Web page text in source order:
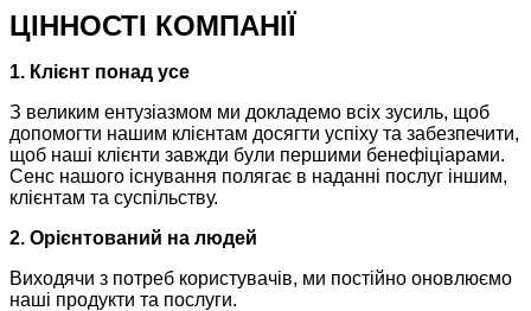
ЦІННОСТІ КОМПАНІЇ
1. Клієнт понад усе
З великим ентузіазмом ми докладемо всіх зусиль, щоб
допомогти нашим клієнтам досягти успіху та забезпечити,
щоб наші клієнти завжди були першими бенефіціарами.
Сенс нашого існування полягає в наданні послуг іншим,
клієнтам та суспільству.
2. Орієнтований на людей
Виходячи з потреб користувачів, ми постійно оновлюємо
наші продукти та послуги.